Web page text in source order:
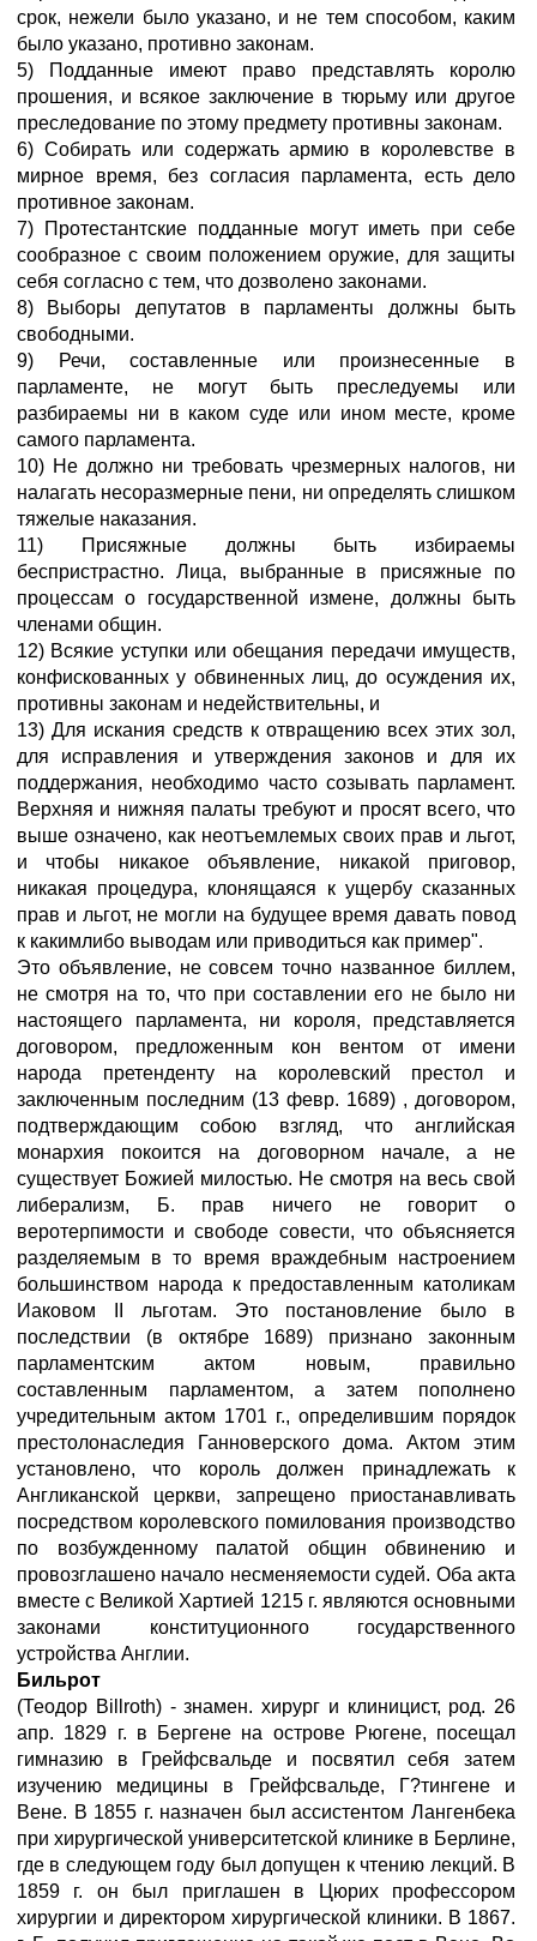
срок, нежели было указано, и не тем способом, каким
было указано, противно законам.
5) Подданные имеют право представлять королю
прошения, и всякое заключение в тюрьму или другое
преследование по этому предмету противны законам.
6) Собирать или содержать армию в королевстве в
мирное время, без согласия парламента, есть дело
противное законам.
7) Протестантские подданные могут иметь при себе
сообразное с своим положением оружие, для защиты
себя согласно с тем, что дозволено законами.
8) Выборы депутатов в парламенты должны быть
свободными.
9) Речи, составленные или произнесенные в
парламенте, не могут быть преследуемы или
разбираемы ни в каком суде или ином месте, кроме
самого парламента.
10) Не должно ни требовать чрезмерных налогов, ни
налагать несоразмерные пени, ни определять слишком
тяжелые наказания.
11) Присяжные должны быть избираемы
беспристрастно. Лица, выбранные в присяжные по
процессам о государственной измене, должны быть
членами общин.
12) Всякие уступки или обещания передачи имуществ,
конфискованных у обвиненных лиц, до осуждения их,
противны законам и недействительны, и
13) Для искания средств к отвращению всех этих зол,
для исправления и утверждения законов и для их
поддержания, необходимо часто созывать парламент.
Верхняя и нижняя палаты требуют и просят всего, что
выше означено, как неотъемлемых своих прав и льгот,
и чтобы никакое объявление, никакой приговор,
никакая процедура, клонящаяся к ущербу сказанных
прав и льгот, не могли на будущее время давать повод
к какимлибо выводам или приводиться как пример".
Это объявление, не совсем точно названное биллем,
не смотря на то, что при составлении его не было ни
настоящего парламента, ни короля, представляется
договором, предложенным кон вентом от имени
народа претенденту на королевский престол и
заключенным последним (13 февр. 1689) , договором,
подтверждающим собою взгляд, что английская
монархия покоится на договорном начале, а не
существует Божией милостью. Не смотря на весь свой
либерализм, Б. прав ничего не говорит о
веротерпимости и свободе совести, что объясняется
разделяемым в то время враждебным настроением
большинством народа к предоставленным католикам
Иаковом II льготам. Это постановление было в
последствии (в октябре 1689) признано законным
парламентским актом новым, правильно
составленным парламентом, а затем пополнено
учредительным актом 1701 г., определившим порядок
престолонаследия Ганноверского дома. Актом этим
установлено, что король должен принадлежать к
Англиканской церкви, запрещено приостанавливать
посредством королевского помилования производство
по возбужденному палатой общин обвинению и
провозглашено начало несменяемости судей. Оба акта
вместе с Великой Xapтией 1215 г. являются основными
законами конституционного государственного
устройства Англии.
Бильрот
(Теодор Billroth) - знамен. хирург и клиницист, род. 26
апр. 1829 г. в Бергене на острове Рюгене, посещал
гимназию в Грейфсвальде и посвятил себя затем
изучению медицины в Грейфсвальде, Г?тингене и
Вене. В 1855 г. назначен был ассистентом Лангенбека
при хирургической университетской клинике в Берлине,
где в следующем году был допущен к чтению лекций. В
1859 г. он был приглашен в Цюрих профессором
хирургии и директором хирургической клиники. В 1867.